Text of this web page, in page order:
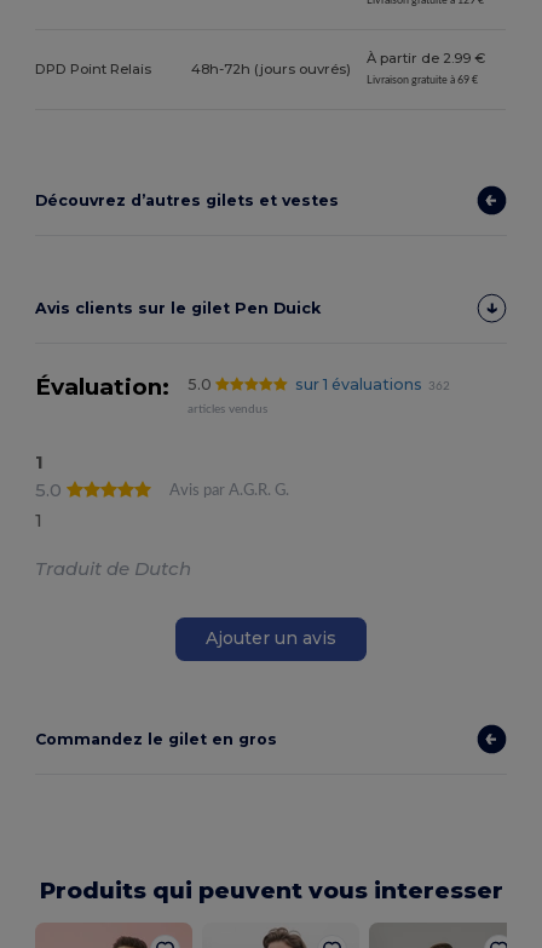
DPD Point Relais 48h-72h (jours ouvrés)
À partir de 2.99 €
Livraison gratuite à 69 €
Découvrez d’autres gilets et vestes
Avis clients sur le gilet Pen Duick
Évaluation: 5.0 sur 1 évaluations
362
articles vendus
1
5.0
Avis par A.G.R. G.
1
Traduit de Dutch
Ajouter un avis
Commandez le gilet en gros
Produits qui peuvent vous interesser